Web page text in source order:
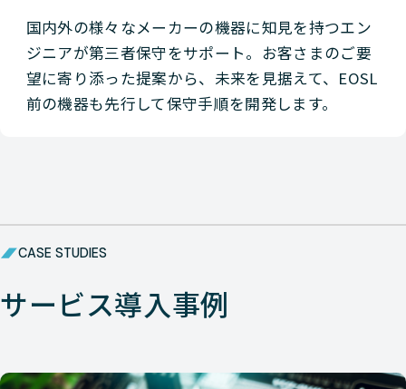
国内外の様々なメーカーの機器に知見を持つエン
ジニアが第三者保守をサポート。お客さまのご要
望に寄り添った提案から、未来を見据えて、EOSL
前の機器も先行して保守手順を開発します。
CASE STUDIES
サービス導入事例